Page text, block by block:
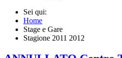
Sei qui:
Home
Stage e Gare
Stagione 2011 2012